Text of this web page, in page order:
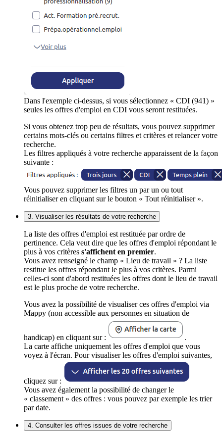
Dans l'exemple ci-dessus, si vous sélectionnez « CDI (941) »
seules les offres d'emploi en CDI vous seront restituées.
Si vous obtenez trop peu de résultats, vous pouvez supprimer
certains mots-clés ou certains filtres et critères et relancer votre
recherche.
Les filtres appliqués à votre recherche apparaissent de la façon
suivante :
Vous pouvez supprimer les filtres un par un ou tout
réinitialiser en cliquant sur le bouton « Tout réinitialiser ».
3. Visualiser les résultats de votre recherche
La liste des offres d'emploi est restituée par ordre de
pertinence. Cela veut dire que les offres d'emploi répondant le
plus à vos critères s'affichent en premier.
Vous avez renseigné le champ « Lieu de travail » ? La liste
restitue les offres répondant le plus à vos critères. Parmi
celles-ci sont d'abord restituées les offres dont le lieu de travail
est le plus proche de votre recherche.
Vous avez la possibilité de visualiser ces offres d'emploi via
Mappy (non accessible aux personnes en situation de
handicap) en cliquant sur :
.
La carte affiche uniquement les offres d'emploi que vous
voyez à l'écran. Pour visualiser les offres d'emploi suivantes,
cliquez sur :
Vous avez également la possibilité de changer le
« classement » des offres : vous pouvez par exemple les trier
par date.
4. Consulter les offres issues de votre recherche